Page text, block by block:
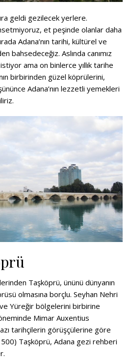
geldi gezilecek yerlere.
et peşinde olanlar daha
Adana’nın tarihi, kültürel ve
bahsedeceğiz. Aslında canımız
ama on binlerce yıllık tarihe
birbirinden güzel köprülerini,
Adana’nın lezzetli yemekleri
Taşköprü, ününü dünyanın
olmasına borçlu. Seyhan Nehri
Yüreğir bölgelerini birbirine
Mimar Auxentius
tarihçilerin görüşçülerine göre
Taşköprü, Adana gezi rehberi